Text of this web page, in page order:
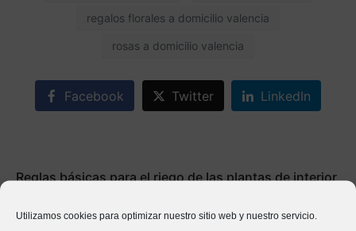
Utilizamos cookies para optimizar nuestro sitio web y nuestro servicio.
regalos florales a domicilio valencia
rosas a domicilio valencia
Facebook Twitter LinkedIn
Reglas básicas para el riego de las plantas de interior